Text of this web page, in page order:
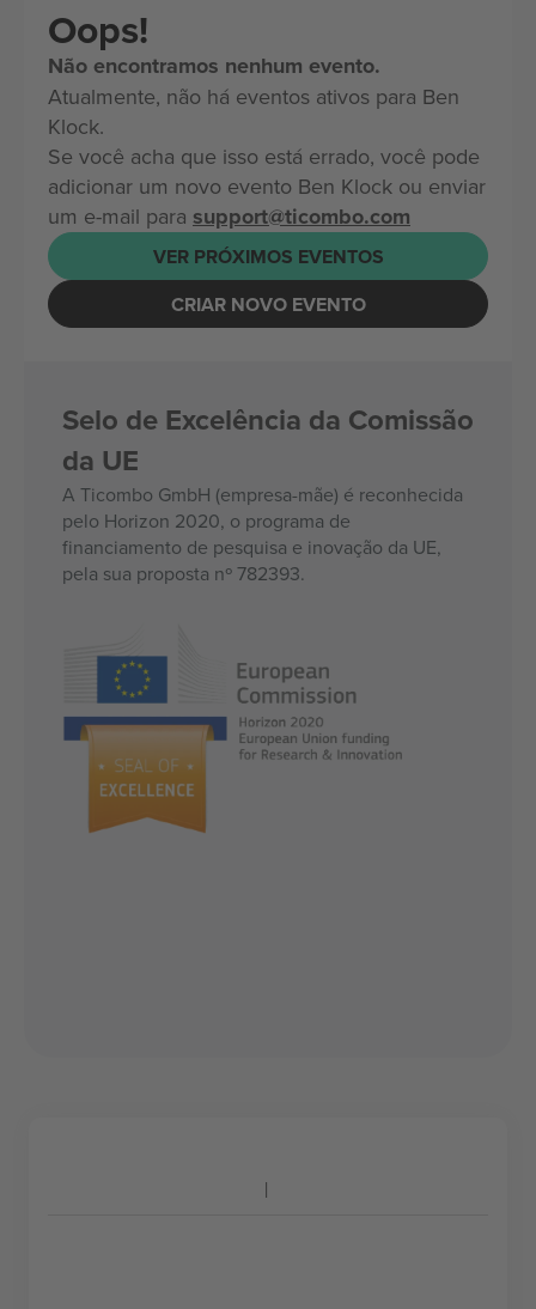
Oops!
Não encontramos nenhum evento.
Atualmente, não há eventos ativos para Ben
Klock.
Se você acha que isso está errado, você pode
adicionar um novo evento Ben Klock ou enviar
um e-mail para support@ticombo.com
VER PRÓXIMOS EVENTOS
CRIAR NOVO EVENTO
Selo de Excelência da Comissão
da UE
A Ticombo GmbH (empresa-mãe) é reconhecida
pelo Horizon 2020, o programa de
financiamento de pesquisa e inovação da UE,
pela sua proposta nº 782393.